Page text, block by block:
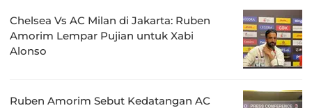
Chelsea Vs AC Milan di Jakarta: Ruben
Amorim Lempar Pujian untuk Xabi
Alonso
Ruben Amorim Sebut Kedatangan AC